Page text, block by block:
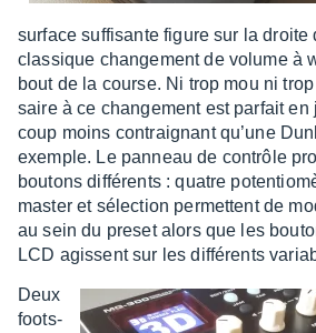
surface suffi­sante figure sur la droite
clas­sique chan­ge­ment de volume à
bout de la course. Ni trop mou ni
saire à ce chan­ge­ment est parfait
coup moins contrai­gnant qu’une
exemple. Le panneau de contrôle
boutons diffé­rents : quatre
master et sélec­tion permettent de
au sein du preset alors que les
LCD agissent sur les diffé­rents
Deux
foots­